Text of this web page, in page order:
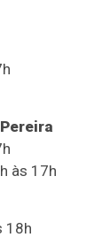
às 17h
18h